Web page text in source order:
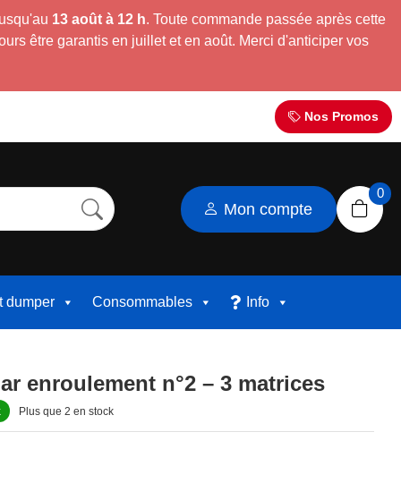
13 août à 12 h. Toute commande passée après cette
être garantis en juillet et en août. Merci d'anticiper vos
Nos Promos
Mon compte
0
dumper Consommables Info
enroulement n°2 – 3 matrices
Plus que 2 en stock